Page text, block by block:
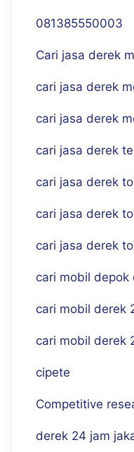
081385550003
Cari jasa derek
cari jasa derek
cari jasa derek
cari jasa derek
cari jasa derek
cari jasa derek
cari jasa derek
cari mobil depok
cari mobil derek
cari mobil derek
cipete
Competitive
derek 24 jam